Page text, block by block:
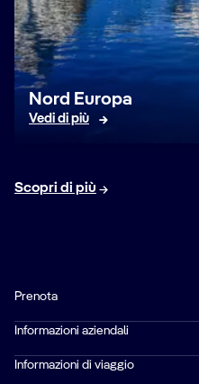
Nord Europa
Vedi di più
Scopri di più
Prenota
Informazioni aziendali
Informazioni di viaggio